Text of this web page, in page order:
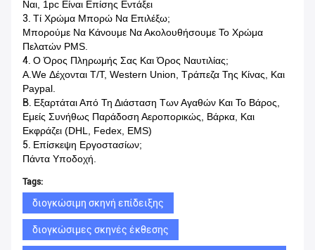
Ναι, 1pc Είναι Επίσης Εντάξει
3. Τί Χρώμα Μπορώ Να Επιλέξω;
Μπορούμε Να Κάνουμε Να Ακολουθήσουμε Το Χρώμα
Πελατών PMS.
4. Ο Όρος Πληρωμής Σας Και Όρος Ναυτιλίας;
A.We Δέχονται T/T, Western Union, Τράπεζα Της Κίνας, Και
Paypal.
B. Εξαρτάται Από Τη Διάσταση Των Αγαθών Και Το Βάρος,
Εμείς Συνήθως Παράδοση Αεροπορικώς, Βάρκα, Και
Εκφράζει (DHL, Fedex, EMS)
5. Επίσκεψη Εργοστασίων;
Πάντα Υποδοχή.
Tags:
διογκώσιμη σκηνή επίδειξης
διογκώσιμες σκηνές έκθεσης